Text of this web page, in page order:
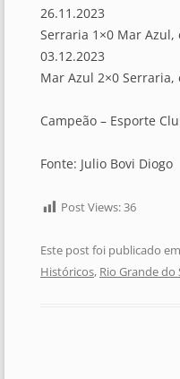
26.11.2023
Serraria 1×0 Mar Azul,
03.12.2023
Mar Azul 2×0
Campeão – Esporte
Fonte: Julio Bovi Diogo
Post Views:36
Este post foi publicado em
Históricos, Rio Grande do